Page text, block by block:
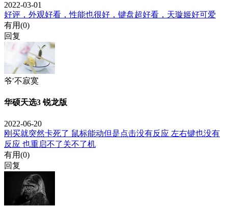
2022-03-01
好评，外观好看，性能也很好，键盘超好看，天璇姬好可爱
有用(0)
回复
爷′不寂寞
华硕天选3 锐龙版
2022-06-20
刚买就突然卡死了 鼠标能动但是点击没有反应 左右键也没有
反应 也重启不了关不了机
有用(0)
回复